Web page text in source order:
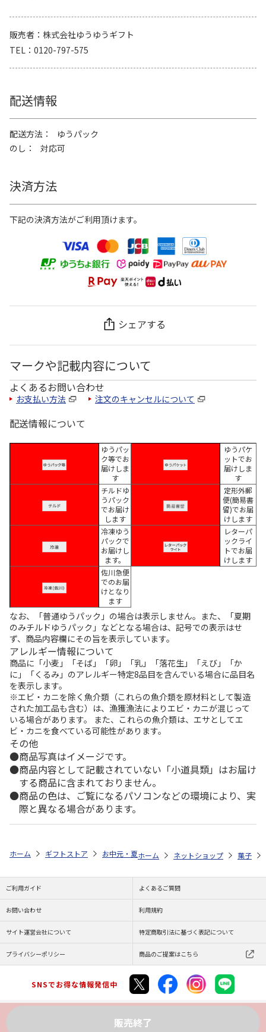
販売者
株式会社ゆうゆうギフト
TEL
0120-797-575
配送情報
配送方法
ゆうパック
のし
対応可
決済方法
下記の決済方法がご利用頂けます。
シェアする
マークや記載内容について
よくあるお問い合わせ
お支払い方法 注文のキャンセルについて
配送情報について
ゆうパッ
ク等でお
届けしま
す
ゆうパケ
ットでお
届けしま
す
チルドゆ
うパック
でお届け
します
定形外郵
便(簡易書
留)でお届
けします
冷凍ゆう
パックで
お届けし
ます。
レターパ
ックライ
トでお届
けします
佐川急便
でのお届
けとなり
ます
なお、「普通ゆうパック」の場合は表示しません。また、「夏期
のみチルドゆうパック」などとなる場合は、記号での表示はせ
ず、商品内容欄にその旨を表示しています。
アレルギー情報について
商品に「小麦」「そば」「卵」「乳」「落花生」「えび」「か
に」「くるみ」のアレルギー特定8品目を含んでいる場合に品目名
を表示します。
※エビ・カニを除く魚介類（これらの魚介類を原材料として製造
された加工品も含む）は、漁獲漁法によりエビ・カニが混じって
いる場合があります。 また、これらの魚介類は、エサとしてエ
ビ・カニを食べている可能性があります。
その他
商品写真はイメージです。
商品内容として記載されていない「小道具類」はお届け
する商品に含まれておりません。
商品の色は、ご覧になるパソコンなどの環境により、実
際と異なる場合があります。
販売終了
ホーム ギフトストア お中元・夏ギフト特集 2026 ゆうゆうギフト
ホーム ネットショップ 菓子
ご利用ガイド よくあるご質問
お問い合わせ 利用規約
サイト運営会社について 特定商取引法に基づく表記について
プライバシーポリシー 商品のご提案はこちら
SNSでお得な情報発信中